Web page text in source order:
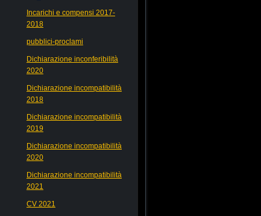
Incarichi e compensi 2017-
2018
pubblici-proclami
Dichiarazione inconferibilità
2020
Dichiarazione incompatibilità
2018
Dichiarazione incompatibilità
2019
Dichiarazione incompatibilità
2020
Dichiarazione incompatibilità
2021
CV 2021